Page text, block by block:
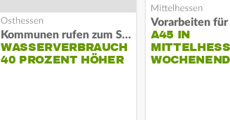
Kommunen rufen zum Sparen auf
WASSERVERBRAUCH
40 PROZENT HÖHER
A45 IN